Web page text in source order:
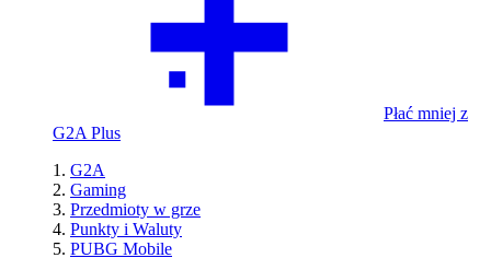
Płać mniej z
G2A Plus
G2A
Gaming
Przedmioty w grze
Punkty i Waluty
PUBG Mobile